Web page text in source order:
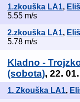
1.zkouška LA1,
5.55 m/s
2.zkouška LA1,
5.78 m/s
Kladno -
(sobota), 22.
1. Zkouška LA1,